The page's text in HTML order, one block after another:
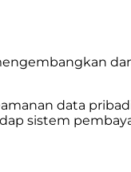
data
sistem